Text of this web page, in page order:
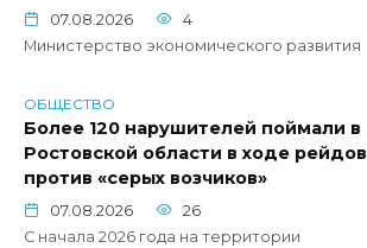
07.08.2026
4
Министерство экономического развития
ОБЩЕСТВО
Более 120 нарушителей поймали в
Ростовской области в ходе рейдов
против «серых возчиков»
07.08.2026
26
С начала 2026 года на территории